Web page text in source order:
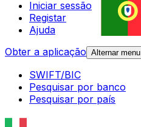
Iniciar sessão
Registar
Ajuda
Obter a aplicação Alternar menu
SWIFT/BIC
Pesquisar por banco
Pesquisar por país